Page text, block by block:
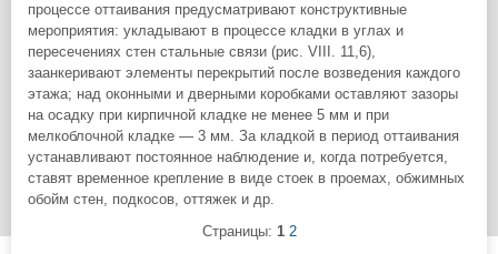
процессе оттаивания предусматривают конструктивные
мероприятия: укладывают в процессе кладки в углах и
пересечениях стен стальные связи (рис. VIII. 11,6),
заанкеривают элементы перекрытий после возведения каждого
этажа; над оконными и дверными коробками оставляют зазоры
на осадку при кирпичной кладке не менее 5 мм и при
мелкоблочной кладке — 3 мм. За кладкой в период оттаивания
устанавливают постоянное наблюдение и, когда потребуется,
ставят временное крепление в виде стоек в проемах, обжимных
обойм стен, подкосов, оттяжек и др.
Страницы: 1 2